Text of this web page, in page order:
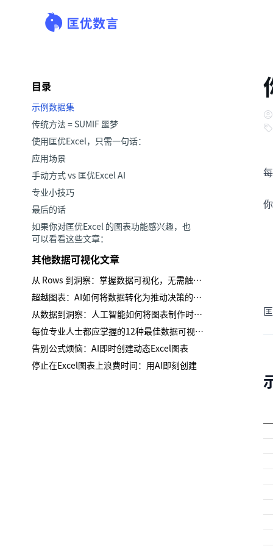
目录
示例数据集
传统方法 = SUMIF 噩梦
使用匡优Excel，只需一句话：
应用场景
手动方式 vs 匡优Excel AI
专业小技巧
最后的话
如果你对匡优Excel 的图表功能感兴趣，也
可以看看这些文章：
其他数据可视化文章
从 Rows 到洞察：掌握数据可视化，无需触碰图表菜单
超越图表：AI如何将数据转化为推动决策的有说服力商业叙事
从数据到洞察：人工智能如何将图表制作时间从3小时缩短到30秒
每位专业人士都应掌握的12种最佳数据可视化类型
告别公式烦恼：AI即时创建动态Excel图表
停止在Excel图表上浪费时间：用AI即刻创建